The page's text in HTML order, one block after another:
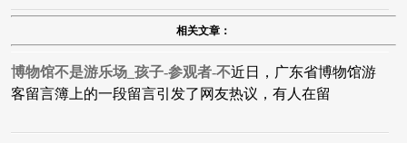
相关文章：
博物馆不是游乐场_孩子-参观者-不近日，广东省博物馆游
客留言簿上的一段留言引发了网友热议，有人在留